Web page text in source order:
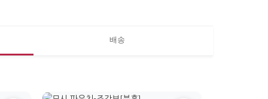
배송